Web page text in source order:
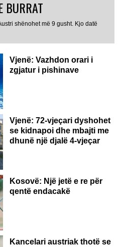
BURRAT
shënohet më 9 gusht. Kjo datë
Vjenë: Vazhdon orari i
zgjatur i pishinave
Vjenë: 72-vjeçari dyshohet
se kidnapoi dhe mbajti me
dhunë një djalë 4-vjeçar
Kosovë: Një jetë e re për
qentë endacakë
Kancelari austriak thotë se